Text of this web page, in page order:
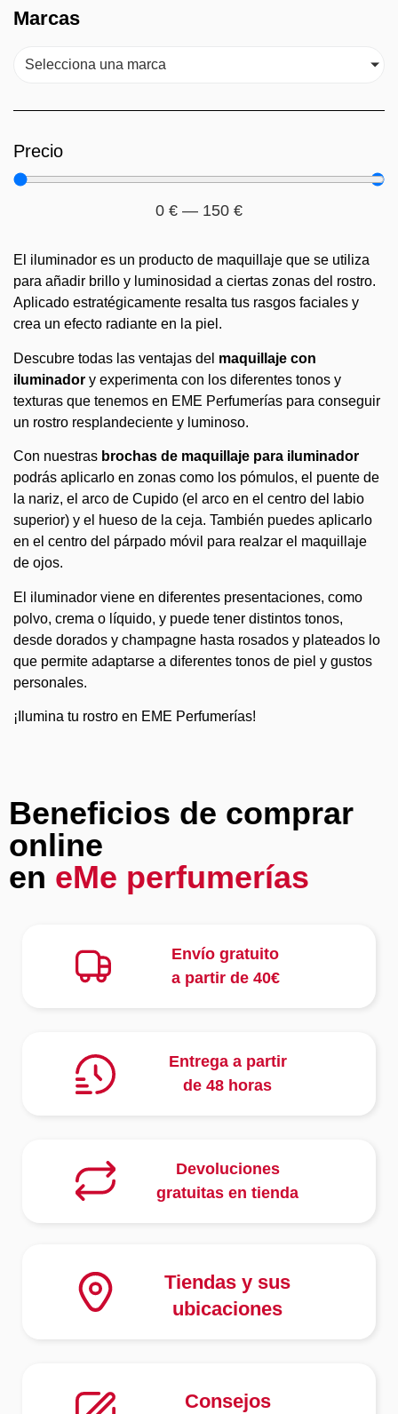
Marcas
Selecciona una marca
Precio
0 € — 150 €
El iluminador es un producto de maquillaje que se utiliza
para añadir brillo y luminosidad a ciertas zonas del rostro.
Aplicado estratégicamente resalta tus rasgos faciales y
crea un efecto radiante en la piel.
Descubre todas las ventajas del maquillaje con
iluminador y experimenta con los diferentes tonos y
texturas que tenemos en EME Perfumerías para conseguir
un rostro resplandeciente y luminoso.
Con nuestras brochas de maquillaje para iluminador
podrás aplicarlo en zonas como los pómulos, el puente de
la nariz, el arco de Cupido (el arco en el centro del labio
superior) y el hueso de la ceja. También puedes aplicarlo
en el centro del párpado móvil para realzar el maquillaje
de ojos.
El iluminador viene en diferentes presentaciones, como
polvo, crema o líquido, y puede tener distintos tonos,
desde dorados y champagne hasta rosados y plateados lo
que permite adaptarse a diferentes tonos de piel y gustos
personales.
¡Ilumina tu rostro en EME Perfumerías!
Beneficios de comprar
online
en eMe perfumerías
Envío gratuito
a partir de 40€
Entrega a partir
de 48 horas
Devoluciones
gratuitas en tienda
Tiendas y sus
ubicaciones
Consejos